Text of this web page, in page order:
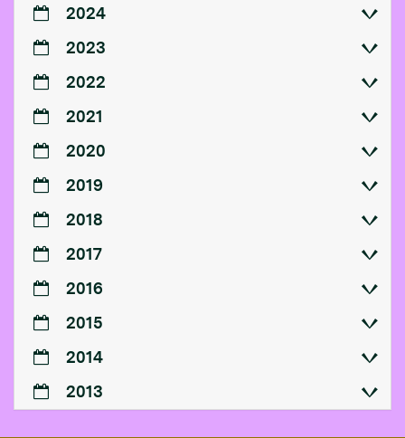
2024
2023
2022
2021
2020
2019
2018
2017
2016
2015
2014
2013